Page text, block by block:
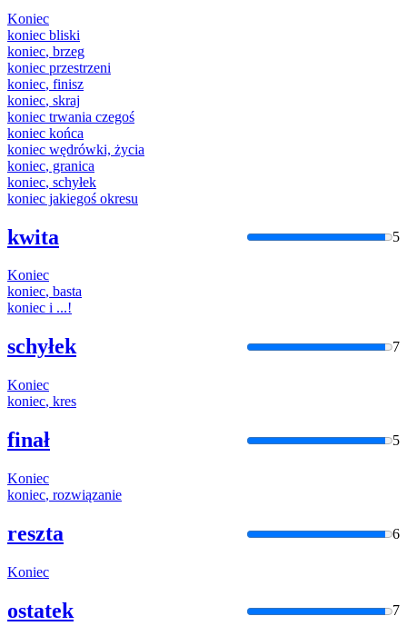
Koniec
koniec bliski
koniec, brzeg
koniec przestrzeni
koniec, finisz
koniec, skraj
koniec trwania czegoś
koniec końca
koniec wędrówki, życia
koniec, granica
koniec, schyłek
koniec jakiegoś okresu
kwita 5
Koniec
koniec, basta
koniec i ...!
schyłek 7
Koniec
koniec, kres
finał 5
Koniec
koniec, rozwiązanie
reszta 6
Koniec
ostatek 7